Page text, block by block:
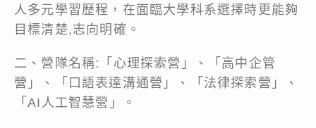
人多元學習歷程，在面臨大學科系選擇時更能夠
目標清楚,志向明確。
二、營隊名稱:「心理探索營」、「高中企管
營」、「口語表達溝通營」、「法律探索營」、
「AI人工智慧營」。